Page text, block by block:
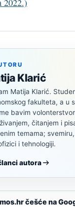
2022.)
Klarić
Matija Klarić.
fakulteta, a u
bavim
čitanjem i
temama;
i tehnologiji.
autora
češće na